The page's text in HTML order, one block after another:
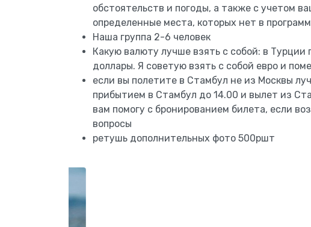
обстоятельств и погоды, а также с учетом
определенные места, которых нет в
Наша группа 2-6 человек
Какую валюту лучше взять с собой: в Турции
доллары. Я советую взять с собой евро и
если вы полетите в Стамбул не из Москвы
прибытием в Стамбул до 14.00 и вылет из
вам помогу с бронированием билета, если
вопросы
ретушь дополнительных фото 500ршт